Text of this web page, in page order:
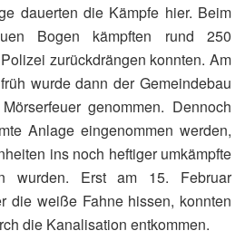
dauerten die Kämpfe hier. Beim
Bogen kämpften rund 250
zurückdrängen konnten. Am
wurde dann der Gemeindebau
genommen. Dennoch
Anlage eingenommen werden,
ins noch heftiger umkämpfte
wurden. Erst am 15. Februar
die weiße Fahne hissen, konnten
die Kanalisation entkommen.